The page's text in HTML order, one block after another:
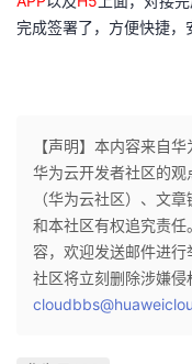
完成签署了，方便快捷，
【声明】本内容来自
华为云开发者社区的
（华为云社区）、文
和本社区有权追究责
容，欢迎发送邮件进
社区将立刻删除涉嫌侵